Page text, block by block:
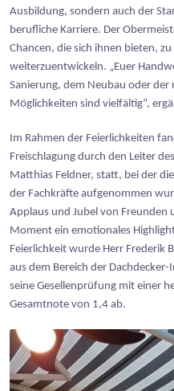
Ausbildung, sondern auch der
berufliche Karriere. Der
Chancen, die sich ihnen bieten,
weiterzuentwickeln. „Euer
Sanierung, dem Neubau oder der
Möglichkeiten sind vielfältig“,
Im Rahmen der Feierlichkeiten
Freischlagung durch den Leiter
Matthias Feldner, statt, bei der
der Fachkräfte aufgenommen
Applaus und Jubel von Freunden
Moment ein emotionales
Feierlichkeit wurde Herr Frederik
aus dem Bereich der
seine Gesellenprüfung mit einer
Gesamtnote von 1,4 ab.